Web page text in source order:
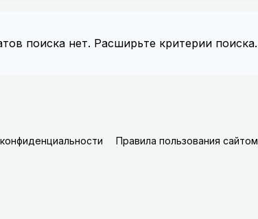
поиска нет. Расширьте критерии поиска.
Правила пользования сайтом